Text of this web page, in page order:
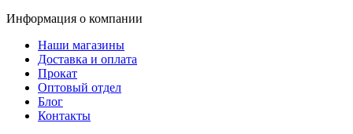
Информация о компании
Наши магазины
Доставка и оплата
Прокат
Оптовый отдел
Блог
Контакты